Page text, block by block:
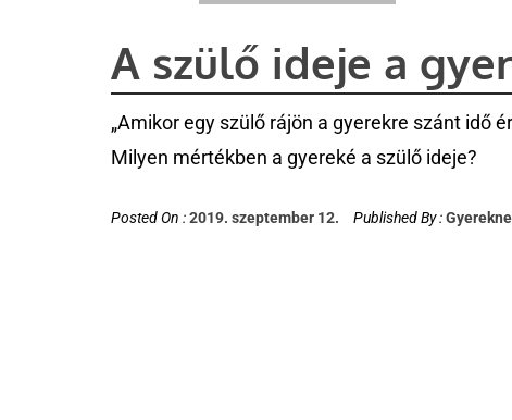
A szülő ideje a
„Amikor egy szülő rájön a gyerekre szánt idő
Milyen mértékben a gyereké a szülő ideje?
Posted On :2019. szeptember 12. Published By :